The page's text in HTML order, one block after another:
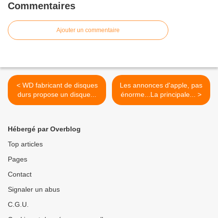
Commentaires
Ajouter un commentaire
< WD fabricant de disques
durs propose un disque...
Les annonces d'apple, pas
énorme...La principale... >
Hébergé par Overblog
Top articles
Pages
Contact
Signaler un abus
C.G.U.